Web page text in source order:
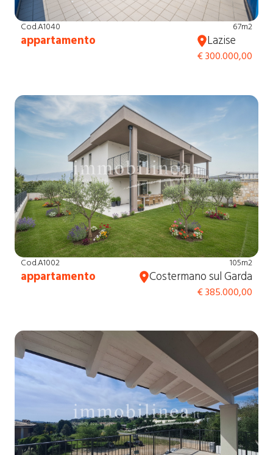
Cod.A1040
appartamento
67m2
Lazise
€ 300.000,00
Cod.A1002
appartamento
105m2
Costermano sul Garda
€ 385.000,00